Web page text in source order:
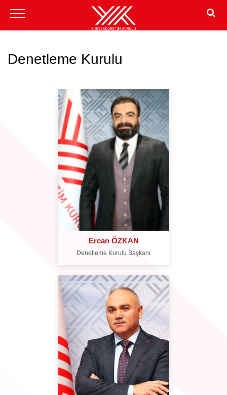
Denetleme Kurulu
Ercan ÖZKAN
Denetleme Kurulu Başkanı